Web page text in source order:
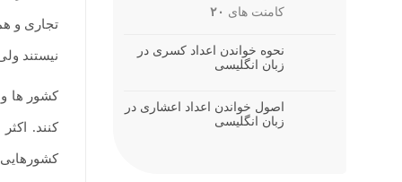
کامنت های ۲۰
نحوه خواندن اعداد کسری در
زبان انگلیسی
اصول خواندن اعداد اعشاری در
زبان انگلیسی
تجاری و
نیستند
کشور ها
کنند.